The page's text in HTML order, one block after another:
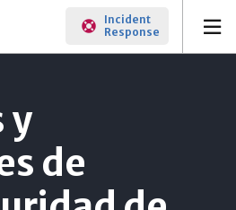
Incident
Response
y
de